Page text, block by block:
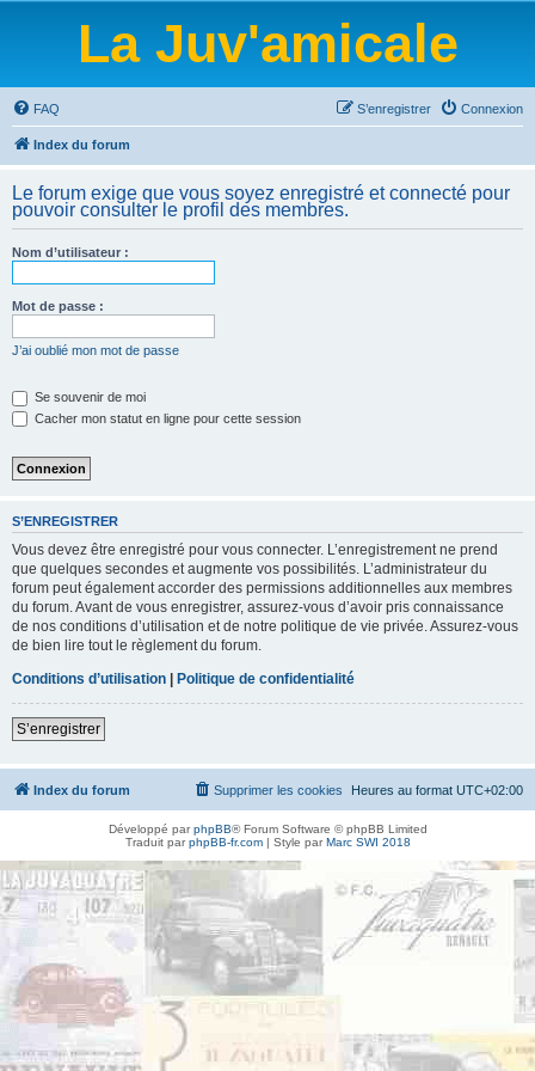
La Juv'amicale
FAQ Connexion
S’enregistrer
Index du forum
Le forum exige que vous soyez enregistré et connecté pour
pouvoir consulter le profil des membres.
Nom d’utilisateur :
Mot de passe :
J’ai oublié mon mot de passe
Se souvenir de moi
Cacher mon statut en ligne pour cette session
S’ENREGISTRER
Vous devez être enregistré pour vous connecter. L’enregistrement ne prend
que quelques secondes et augmente vos possibilités. L’administrateur du
forum peut également accorder des permissions additionnelles aux membres
du forum. Avant de vous enregistrer, assurez-vous d’avoir pris connaissance
de nos conditions d’utilisation et de notre politique de vie privée. Assurez-vous
de bien lire tout le règlement du forum.
Conditions d’utilisation | Politique de confidentialité
S’enregistrer
Index du forum Heures au format UTC+02:00
Supprimer les cookies
Développé parphpBB® Forum Software © phpBB Limited
Traduit parphpBB-fr.com| Style parMarc SWI 2018